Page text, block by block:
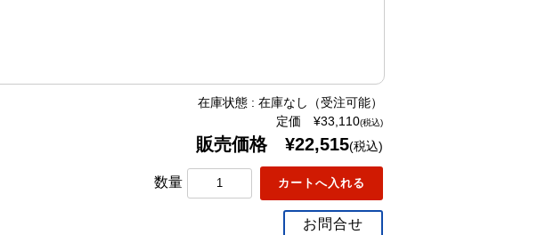
在庫状態 : 在庫なし（受注可能）
定価 ¥33,110(税込)
販売価格 ¥22,515(税込)
数量
お問合せ